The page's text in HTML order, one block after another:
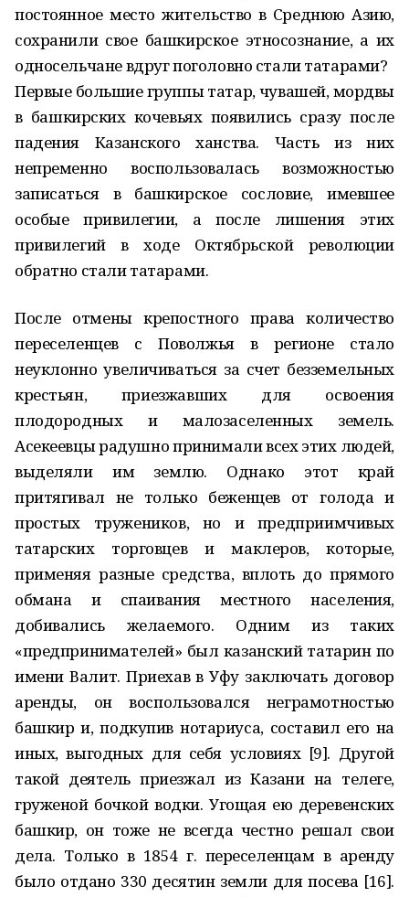
постоянное место жительство в Среднюю Азию,
сохранили свое башкирское этносознание, а их
односельчане вдруг поголовно стали татарами?
Первые большие группы татар, чувашей, мордвы
в башкирских кочевьях появились сразу после
падения Казанского ханства. Часть из них
непременно воспользовалась возможностью
записаться в башкирское сословие, имевшее
особые привилегии, а после лишения этих
привилегий в ходе Октябрьской революции
обратно стали татарами.
После отмены крепостного права количество
переселенцев с Поволжья в регионе стало
неуклонно увеличиваться за счет безземельных
крестьян, приезжавших для освоения
плодородных и малозаселенных земель.
Асекеевцы радушно принимали всех этих людей,
выделяли им землю. Однако этот край
притягивал не только беженцев от голода и
простых тружеников, но и предприимчивых
татарских торговцев и маклеров, которые,
применяя разные средства, вплоть до прямого
обмана и спаивания местного населения,
добивались желаемого. Одним из таких
«предпринимателей» был казанский татарин по
имени Валит. Приехав в Уфу заключать договор
аренды, он воспользовался неграмотностью
башкир и, подкупив нотариуса, составил его на
иных, выгодных для себя условиях [9]. Другой
такой деятель приезжал из Казани на телеге,
груженой бочкой водки. Угощая ею деревенских
башкир, он тоже не всегда честно решал свои
дела. Только в 1854 г. переселенцам в аренду
было отдано 330 десятин земли для посева [16].